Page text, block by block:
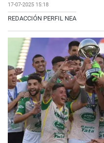
17-07-2025 15:18
REDACCIÓN PERFIL NEA